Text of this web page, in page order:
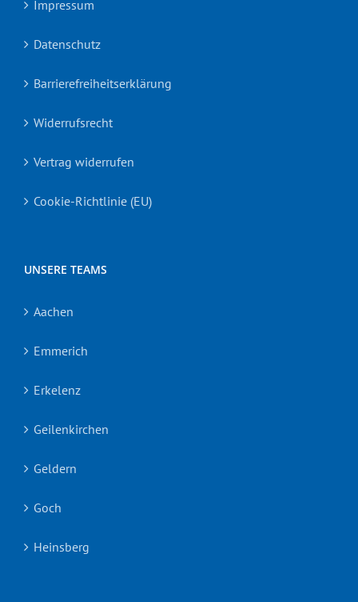
Impressum
Datenschutz
Barrierefreiheitserklärung
Widerrufsrecht
Vertrag widerrufen
Cookie-Richtlinie (EU)
UNSERE TEAMS
Aachen
Emmerich
Erkelenz
Geilenkirchen
Geldern
Goch
Heinsberg